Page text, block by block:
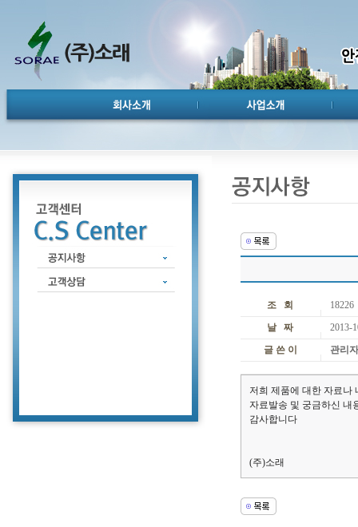
조 회
18226
날 짜
2013-
글 쓴 이
관리자
저희 제품에 대한 자료나
자료발송 및 궁금하신 내
감사합니다
(주)소래